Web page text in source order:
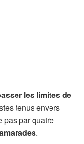
les limites de
tenus envers
pas par quatre
.